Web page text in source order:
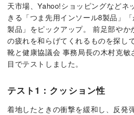
天市場、Yahoo!ショッピングなどネ
きる「つま先用インソール8製品」
製品」をピックアップ。 前足部やか
の疲れを和らげてくれるものを探し
靴と健康協議会 事務局長の木村克
目でテストしました。
テスト1：クッション性
着地したときの衝撃を緩和し、反発